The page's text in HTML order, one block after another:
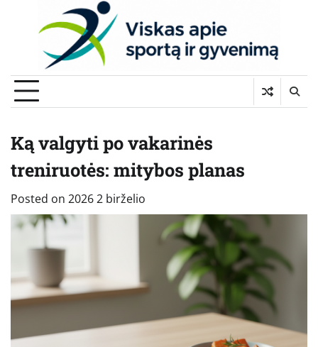
Ką valgyti po vakarinės
treniruotės: mitybos planas
Posted on 2026 2 birželio